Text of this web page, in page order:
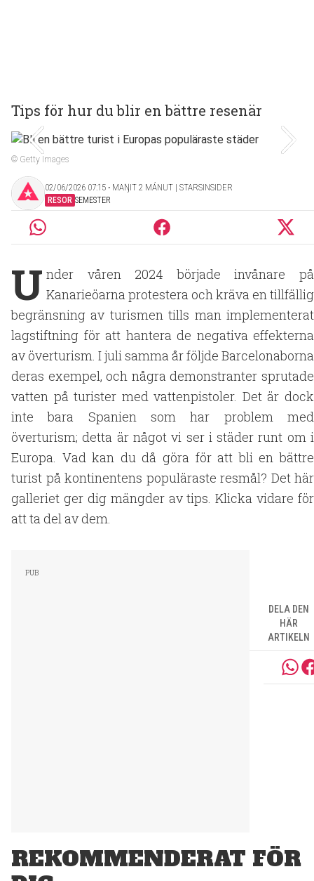
Tips för hur du blir en bättre resenär
© Getty Images
02/06/2026 07:15 ‧ MAŊIT 2 MÁNUT | STARSINSIDER
RESOR SEMESTER
U nder våren 2024 började invånare på
Kanarieöarna protestera och kräva en tillfällig
begränsning av turismen tills man implementerat
lagstiftning för att hantera de negativa effekterna
av överturism. I juli samma år följde Barcelonaborna
deras exempel, och några demonstranter sprutade
vatten på turister med vattenpistoler. Det är dock
inte bara Spanien som har problem med
överturism; detta är något vi ser i städer runt om i
Europa. Vad kan du då göra för att bli en bättre
turist på kontinentens populäraste resmål? Det här
galleriet ger dig mängder av tips. Klicka vidare för
att ta del av dem.
DELA DEN
HÄR
ARTIKELN
REKOMMENDERAT FÖR